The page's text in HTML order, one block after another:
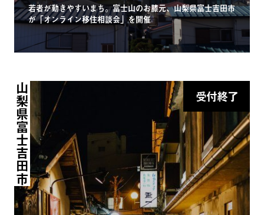
若者が動きやすいまち。富士山のお膝元、山梨県富士吉田市
が「オンライン移住相談会」を開催
受付終了
山梨県富士吉田市